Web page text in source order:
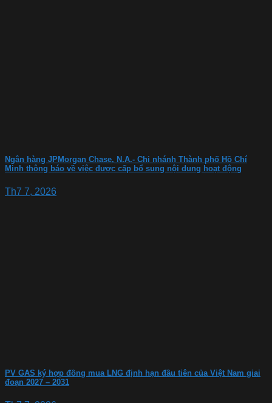
Ngân hàng JPMorgan Chase, N.A.- Chi nhánh Thành phố Hồ Chí
Minh thông báo về việc được cấp bổ sung nội dung hoạt động
Th7 7, 2026
PV GAS ký hợp đồng mua LNG định hạn đầu tiên của Việt Nam giai
đoạn 2027 – 2031